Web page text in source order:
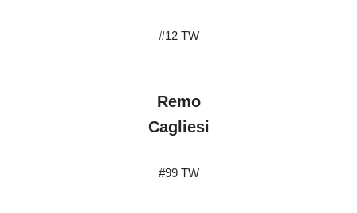
#12 TW
Remo
Cagliesi
#99 TW